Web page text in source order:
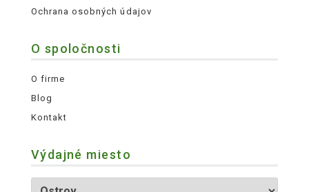
Ochrana osobných údajov
O spoločnosti
O firme
Blog
Kontakt
Výdajné miesto